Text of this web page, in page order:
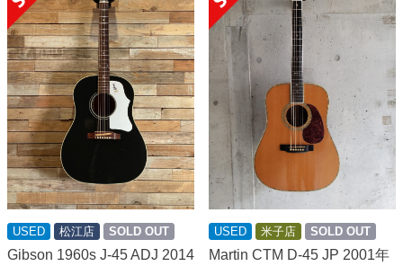
USED 松江店 SOLD OUT
Gibson 1960s J-45 ADJ 2014
USED 米子店 SOLD OUT
Martin CTM D-45 JP 2001年